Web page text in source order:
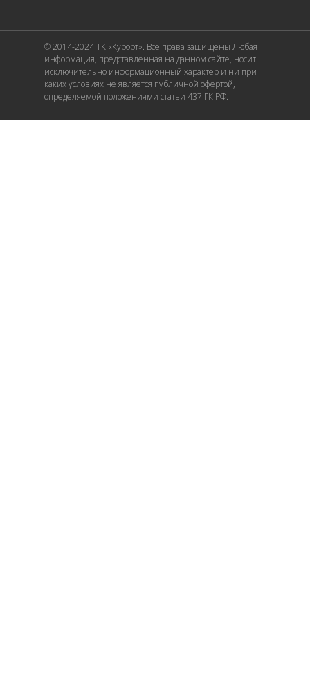
© 2014-2024 ТК «Курорт». Все права защищены Любая
информация, представленная на данном сайте, носит
исключительно информационный характер и ни при
каких условиях не является публичной офертой,
определяемой положениями статьи 437 ГК РФ.